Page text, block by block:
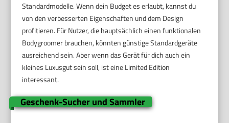
Standardmodelle. Wenn dein Budget es erlaubt, kannst du
von den verbesserten Eigenschaften und dem Design
profitieren. Für Nutzer, die hauptsächlich einen funktionalen
Bodygroomer brauchen, könnten günstige Standardgeräte
ausreichend sein. Aber wenn das Gerät für dich auch ein
kleines Luxusgut sein soll, ist eine Limited Edition
interessant.
Geschenk-Sucher und Sammler